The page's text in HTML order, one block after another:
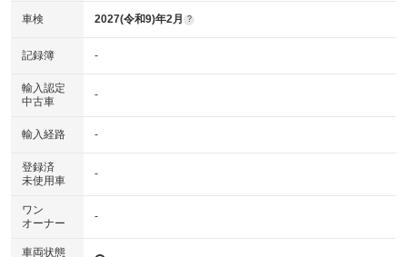
車検 2027(令和9)年2月 ?
記録簿 -
輸入認定
中古車
-
輸入経路 -
登録済
未使用車
-
ワン
オーナー
-
車両状態